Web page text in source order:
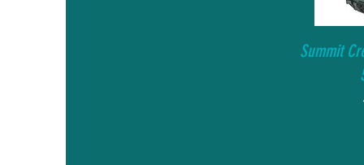
Summit